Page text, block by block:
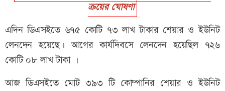
ক্রয়ের ঘোষণা
এদিন ডিএসইতে ৬৭৫ কোটি ৭৩ লাখ টাকার শেয়ার ও ইউনিট
লেনদেন হয়েছে। আগের কার্যদিবসে লেনদেন হয়েছিল ৭২৬
কোটি ০৮ লাখ টাকা ।
আজ ডিএসইতে মোট ৩৯৩ টি কোম্পানির শেয়ার ও ইউনিট